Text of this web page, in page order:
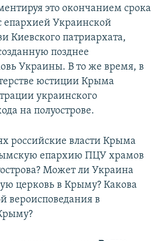
это окончанием срока
епархией Украинской
Киевского патриархата,
позднее
Украины. В то же время, в
юстиции Крыма
украинского
на полуострове.
российские власти Крыма
епархию ПЦУ храмов
Может ли Украина
церковь в Крыму? Какова
вероисповедания в